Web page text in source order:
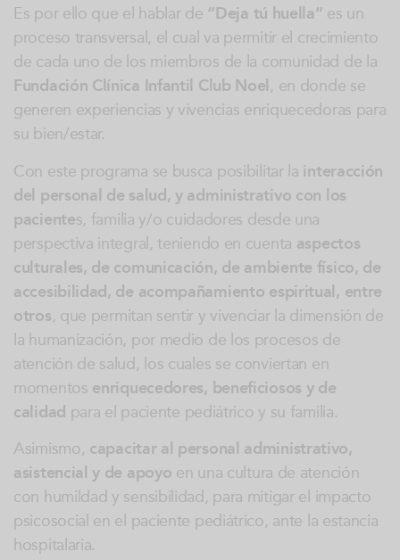
Es por ello que el hablar de “Deja tú huella” es un
proceso transversal, el cual va permitir el crecimiento
de cada uno de los miembros de la comunidad de la
Fundación Clínica Infantil Club Noel, en donde se
generen experiencias y vivencias enriquecedoras para
su bien/estar.
Con este programa se busca posibilitar la interacción
del personal de salud, y administrativo con los
pacientes, familia y/o cuidadores desde una
perspectiva integral, teniendo en cuenta aspectos
culturales, de comunicación, de ambiente físico, de
accesibilidad, de acompañamiento espiritual, entre
otros, que permitan sentir y vivenciar la dimensión de
la humanización, por medio de los procesos de
atención de salud, los cuales se conviertan en
momentos enriquecedores, beneficiosos y de
calidad para el paciente pediátrico y su familia.
Asimismo, capacitar al personal administrativo,
asistencial y de apoyo en una cultura de atención
con humildad y sensibilidad, para mitigar el impacto
psicosocial en el paciente pediátrico, ante la estancia
hospitalaria.